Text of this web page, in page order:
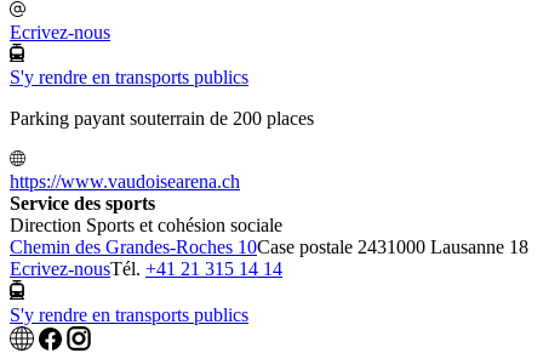
Ecrivez-nous
S'y rendre en transports publics
Parking payant souterrain de 200 places
https://www.vaudoisearena.ch
Service des sports
Direction Sports et cohésion sociale
Chemin des Grandes-Roches 10Case postale 2431000 Lausanne 18
Ecrivez-nousTél. +41 21 315 14 14
S'y rendre en transports publics